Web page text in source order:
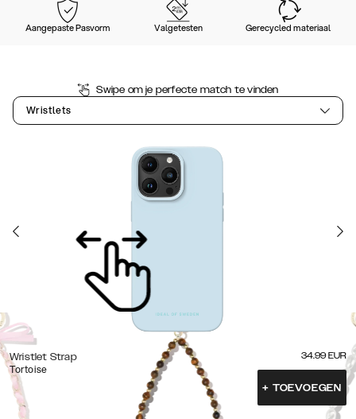
Aangepaste Pasvorm Valgetesten Gerecycled materiaal
Swipe om je perfecte match te vinden
Wristlets
Wristlet Strap
Tortoise
34.99 EUR
+ TOEVOEGEN